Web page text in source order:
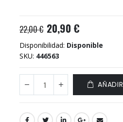
22,00 € 20,90 €
Disponibilidad: Disponible
SKU 446563
AÑADIR